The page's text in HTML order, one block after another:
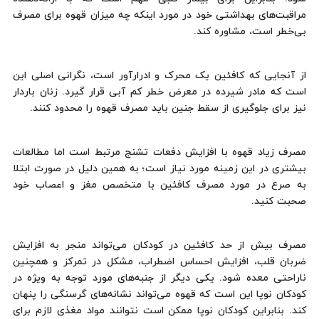
مراقبت‌های بهداشتی خود در مورد اینکه چه میزان قهوه برای مصرف
بی‌خطر است، مشاوره کند.
از آنجایی که کافئین یک محرک و ادرارآور است، نگرانی اصلی این
است که مادر شیرده در معرض خطر کم آبی قرار گیرد. زنان باردار
نیز برای جلوگیری از سقط جنین باید مصرف قهوه را محدود کنند.
مصرف زیاد قهوه با افزایش دفعات تشنج مرتبط است اما مطالعات
بیشتری در این زمینه مورد نیاز است؛ به همین دلیل در صورت ابتلا
به صرع در مورد مصرف کافئین با متخصص مغز و اعصاب خود
صحبت کنید.
مصرف بیش از حد کافئین در کودکان می‌تواند منجر به افزایش
ضربان قلب، افزایش احساس اضطراب، مشکل در تمرکز و همچنین
ناراحتی معده شود. یکی دیگر از جنبه‌های مورد توجه به ویژه در
کودکان نوپا این است که قهوه می‌تواند نشانه‌های گرسنگی را پنهان
کند. بنابراین کودکان نوپا ممکن است نتوانند مواد مغذی لازم برای